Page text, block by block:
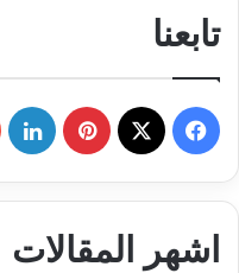
تابعنا
فيسبوك
‫X
اشهر المقالات